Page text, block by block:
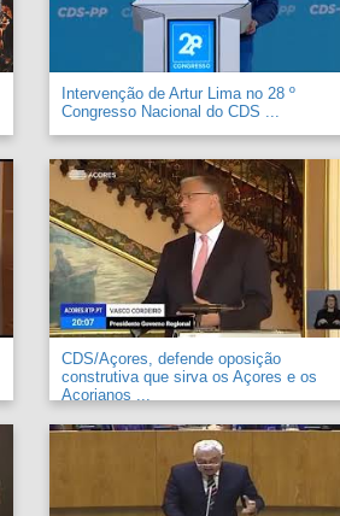
Intervenção de Artur Lima no 28 º
Congresso Nacional do CDS ...
CDS/Açores, defende oposição
construtiva que sirva os Açores e os
Açorianos ...